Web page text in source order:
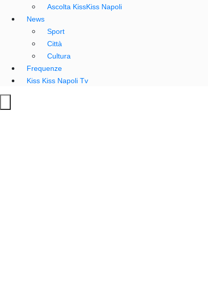
Ascolta KissKiss Napoli
News
Sport
Città
Cultura
Frequenze
Kiss Kiss Napoli Tv